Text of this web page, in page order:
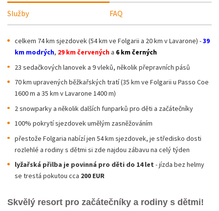
Služby FAQ
celkem 74 km sjezdovek (54 km ve Folgarii a 20 km v Lavarone) -39
km modrých, 29 km červenýcha 6 km černých
23 sedačkových lanovek a 9 vleků, několik přepravních pásů
70 km upravených běžkařských tratí (35 km ve Folgarii u Passo Coe
1600 m a 35 km v Lavarone 1400 m)
2 snowparky a několik dalších funparků pro děti a začátečníky
100% pokrytí sjezdovek umělým zasněžováním
přestože Folgaria nabízí jen 54 km sjezdovek, je středisko dosti
rozlehlé a rodiny s dětmi si zde najdou zábavu na celý týden
lyžařská přilba je povinná pro děti do 14 let - jízda bez helmy
se trestá pokutou cca 200 EUR
Skvělý resort pro začátečníky a rodiny s dětmi!